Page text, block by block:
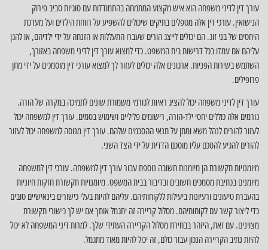
עורך דין לדיני משפחה הוא איש מקצוע המתמחה בהתמודדות עם סוגיות סביב פירוק
הנישואין. עורכי דין אלה מטפלים בתיקים שיכולים להשפיע על רווחת הילדים ועל מערכת
היחסים של בני זוג. הם יכולים לייצג הורים שעברו התעללות או הזנחה על ידי ילדיהם, או להגן
עליהם אם עמדו בכל דרישות בית המשפט. כדי למצוא עורך דין לדיני משפחה באזורך,
השתמש בשירות הפניות. ארגונים אלה יכולים לעזור לך למצוא עורכי דין מוסמכים על ידי מתן
פרופילים.
עורך דין לדיני משפחה יכול להציג ראיות לגורמי משמורת שונים לתמיכה במקרה של הורה.
גורמים אלה כוללים יחסי ילד-הורה, רישומים פליליים ושימוש בסמים. עורך דין למשפחה יכול
לעזור להורים לנהל משא ומתן על תנאי ההסכמים שלהם. עורך דין מנוסה למשפחה יכול לעזור
להורים להגיע להסכם עליו מוסכם הדדית על ידי הצד השני.
מיומנויות תקשורת הן מיומנות חשובה נוספת עבור עורך דין למשפחה. עורכי דין למשפחה
מיומנים בכתיבת מסמכים חשובים ובדיבור בבית המשפט. מיומנויות תקשורת חזקות חיוניות
בהעברת טיעונים ורעיונות ביעילות ללקוחותיהם. עליהם להיות בעלי כישורים בינאישיים טובים
כדי ליצור קשר עם לקוחותיהם. מסלול קריירה זה יתגמל אותך אם יש לך כישורי תקשורת
מצוינים. עם זאת, היזהר בבחירת מסלול הקריירה העתידי שלך. למרות דיני המשפחה לא יכול
להיות נתיב הקריירה הנכון עבור כולם, זה יכול להיות מאוד מתגמל.